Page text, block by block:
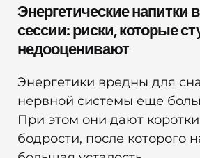
Энергетические напитки
сессии: риски, которые
недооценивают
Энергетики вредны для
нервной системы еще
При этом они дают
бодрости, после которого